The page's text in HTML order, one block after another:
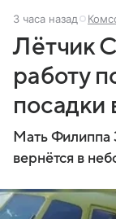
3 часа назад
Лётчик
работу
посадки
Мать Филиппа
вернётся в